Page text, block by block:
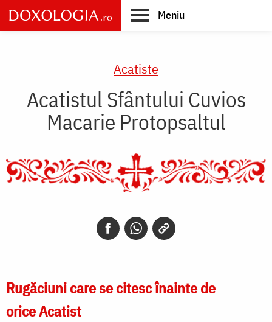
Skip
to
main
Meniu
Acatiste
Acatistul Sfântului Cuvios
Macarie Protopsaltul
Rugăciuni care se citesc înainte de
orice Acatist